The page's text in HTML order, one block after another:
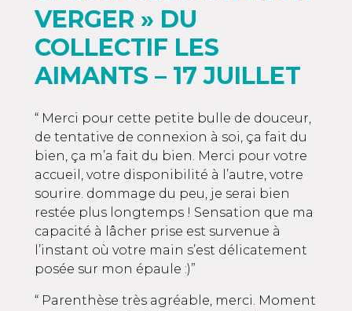
VERGER » DU
COLLECTIF LES
AIMANTS – 17 JUILLET
“ Merci pour cette petite bulle de douceur,
de tentative de connexion à soi, ça fait du
bien, ça m’a fait du bien. Merci pour votre
accueil, votre disponibilité à l’autre, votre
sourire. dommage du peu, je serai bien
restée plus longtemps ! Sensation que ma
capacité à lâcher prise est survenue à
l’instant où votre main s’est délicatement
posée sur mon épaule :)”
“ Parenthèse très agréable, merci. Moment